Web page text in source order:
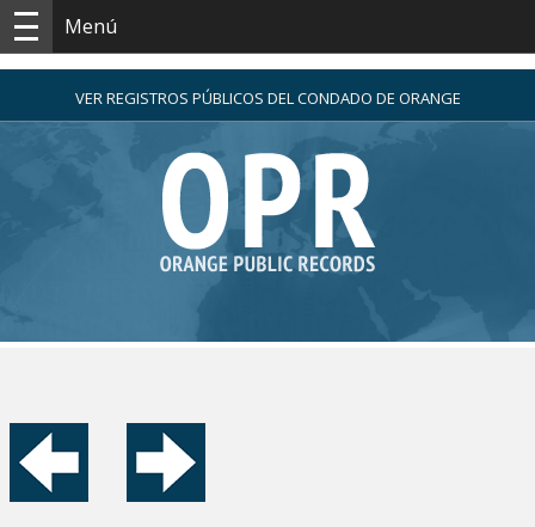
Menú
VER REGISTROS PÚBLICOS DEL CONDADO DE ORANGE